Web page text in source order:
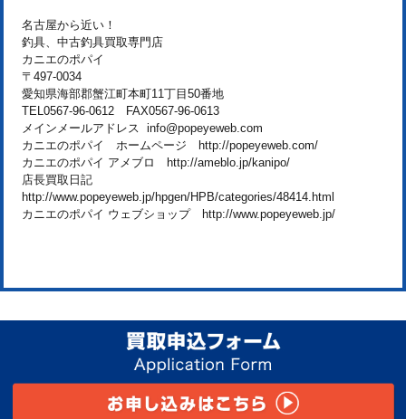
名古屋から近い！
釣具、中古釣具買取専門店
カニエのポパイ
〒497-0034
愛知県海部郡蟹江町本町11丁目50番地
TEL0567-96-0612 FAX0567-96-0613
メインメールアドレス info@popeyeweb.com
カニエのポパイ ホームページ http://popeyeweb.com/
カニエのポパイ アメブロ http://ameblo.jp/kanipo/
店長買取日記
http://www.popeyeweb.jp/hpgen/HPB/categories/48414.html
カニエのポパイ ウェブショップ http://www.popeyeweb.jp/